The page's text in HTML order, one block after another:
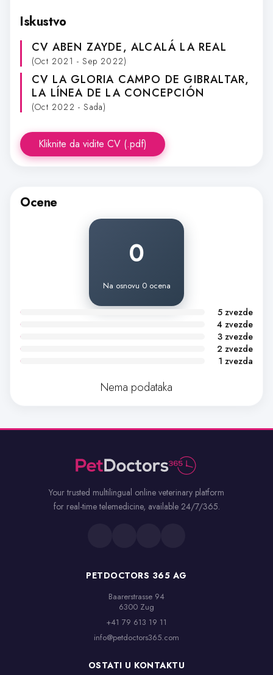
Iskustvo
CV ABEN ZAYDE, ALCALÁ LA REAL
(Oct 2021 - Sep 2022)
CV LA GLORIA CAMPO DE GIBRALTAR,
LA LÍNEA DE LA CONCEPCIÓN
(Oct 2022 - Sada)
Kliknite da vidite CV (.pdf)
Ocene
0
Na osnovu 0 ocena
5 zvezde
4 zvezde
3 zvezde
2 zvezde
1 zvezda
Nema podataka
Your trusted multilingual online veterinary platform
for real-time telemedicine, available 24/7/365.
PETDOCTORS 365 AG
Baarerstrasse 94
6300 Zug
+41 79 613 19 11
info@petdoctors365.com
OSTATI U KONTAKTU